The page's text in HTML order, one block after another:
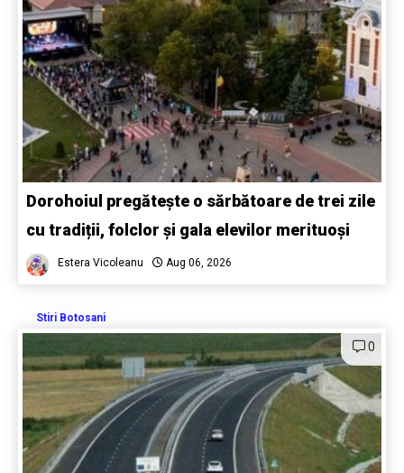
Dorohoiul pregătește o sărbătoare de trei zile
cu tradiții, folclor și gala elevilor merituoși
Estera Vicoleanu Aug 06, 2026
Stiri Botosani
0